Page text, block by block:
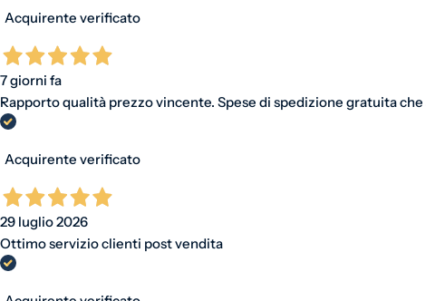
Acquirente verificato
7 giorni fa
Rapporto qualità prezzo vincente. Spese di spedizione gratuita
Acquirente verificato
29 luglio 2026
Ottimo servizio clienti post vendita